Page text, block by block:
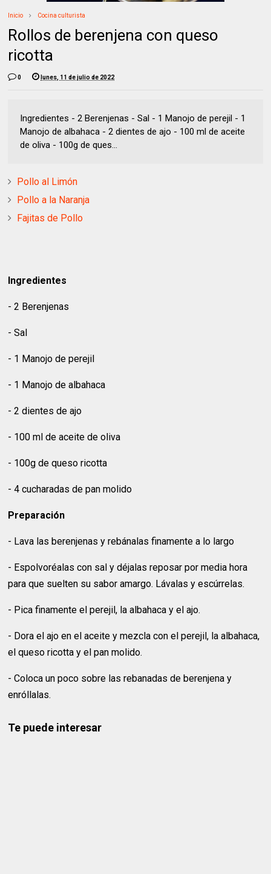
Inicio Cocina culturista
Rollos de berenjena con queso
ricotta
0 lunes, 11 de julio de 2022
Ingredientes - 2 Berenjenas - Sal - 1 Manojo de perejil - 1
Manojo de albahaca - 2 dientes de ajo - 100 ml de aceite
de oliva - 100g de ques...
Pollo al Limón
Pollo a la Naranja
Fajitas de Pollo
Ingredientes
- 2 Berenjenas
- Sal
- 1 Manojo de perejil
- 1 Manojo de albahaca
- 2 dientes de ajo
- 100 ml de aceite de oliva
- 100g de queso ricotta
- 4 cucharadas de pan molido
Preparación
- Lava las berenjenas y rebánalas finamente a lo largo
- Espolvoréalas con sal y déjalas reposar por media hora
para que suelten su sabor amargo. Lávalas y escúrrelas.
- Pica finamente el perejil, la albahaca y el ajo.
- Dora el ajo en el aceite y mezcla con el perejil, la albahaca,
el queso ricotta y el pan molido.
- Coloca un poco sobre las rebanadas de berenjena y
enróllalas.
Te puede interesar